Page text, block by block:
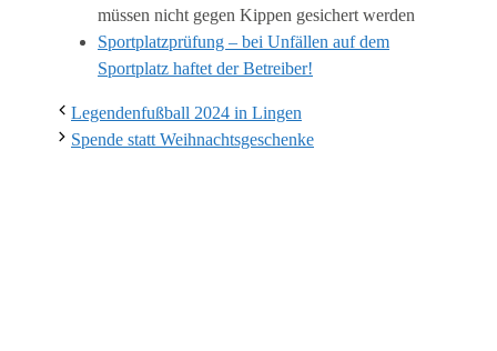
müssen nicht gegen Kippen gesichert werden
Sportplatzprüfung – bei Unfällen auf dem
Sportplatz haftet der Betreiber!
Legendenfußball 2024 in Lingen
Spende statt Weihnachtsgeschenke